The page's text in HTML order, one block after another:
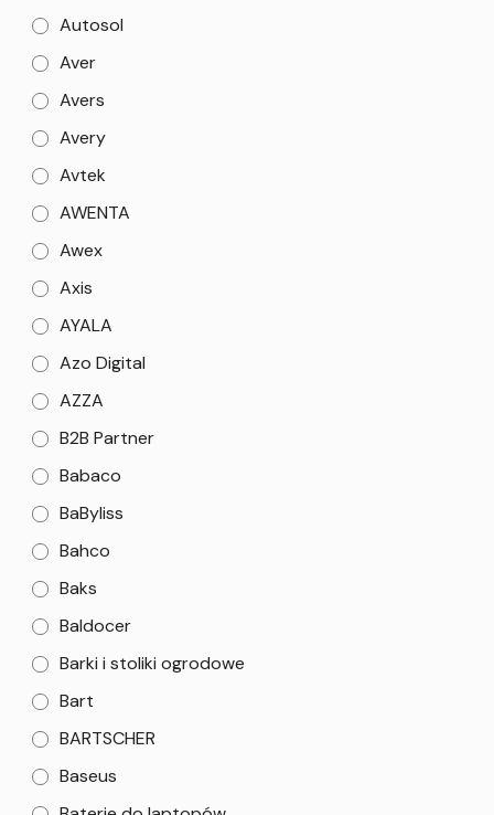
Autosol
Aver
Avers
Avery
Avtek
AWENTA
Awex
Axis
AYALA
Azo Digital
AZZA
B2B Partner
Babaco
BaByliss
Bahco
Baks
Baldocer
Barki i stoliki ogrodowe
Bart
BARTSCHER
Baseus